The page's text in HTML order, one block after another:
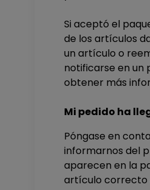
Si aceptó el
de los artículos
un artículo o
notificarse en un
obtener más
Mi pedido ha
Póngase en
informarnos del
aparecen en la
artículo correcto